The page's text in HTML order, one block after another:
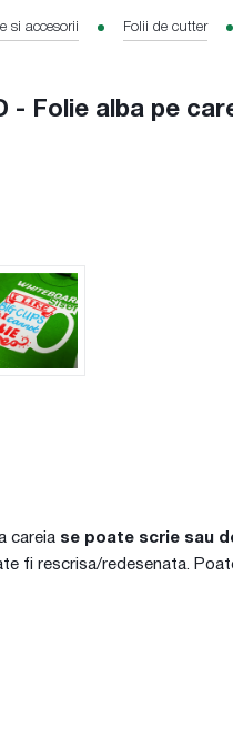
si accesorii Folii de cutter
- Folie alba pe
careia se poate scrie sau
fi rescrisa/redesenata.